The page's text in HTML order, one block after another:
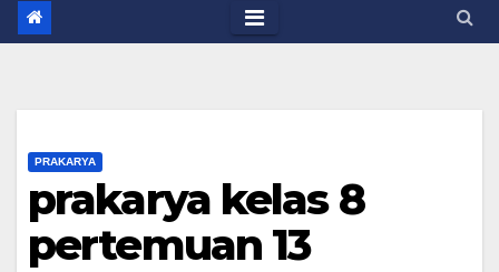
PRAKARYA
prakarya kelas 8
pertemuan 13